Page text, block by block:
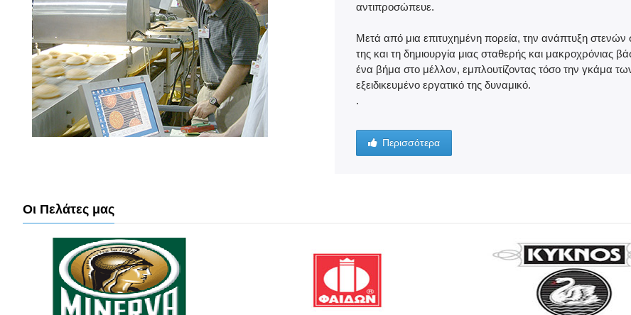
αντιπροσώπευε.
Μετά από μια επιτυχημένη πορεία, την ανάπτυξη
της και τη δημιουργία μιας σταθερής και μακροχρόνιας
ένα βήμα στο μέλλον, εμπλουτίζοντας τόσο την γκάμα
εξειδικευμένο εργατικό της δυναμικό.
.
Περισσότερα
Οι Πελάτες μας